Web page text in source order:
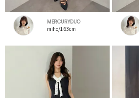
MERCURYDUO
miho/163cm